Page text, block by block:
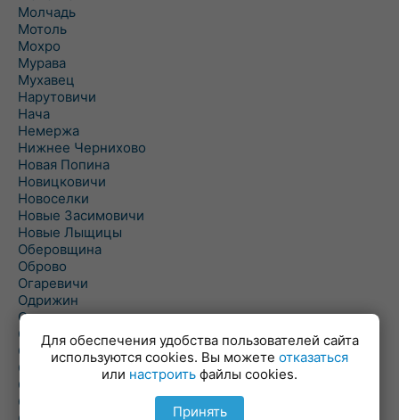
Молчадь
Мотоль
Мохро
Мурава
Мухавец
Нарутовичи
Нача
Немержа
Нижнее Чернихово
Новая Попина
Новицковичи
Новоселки
Новые Засимовичи
Новые Лыщицы
Оберовщина
Оброво
Огаревичи
Одрижин
Оздамичи
Озяты
Олтуш
Ольманы
Ольпень
Ольшаны
Для обеспечения удобства пользователей сайта
используются cookies. Вы можете отказаться
или настроить файлы cookies.
Принять